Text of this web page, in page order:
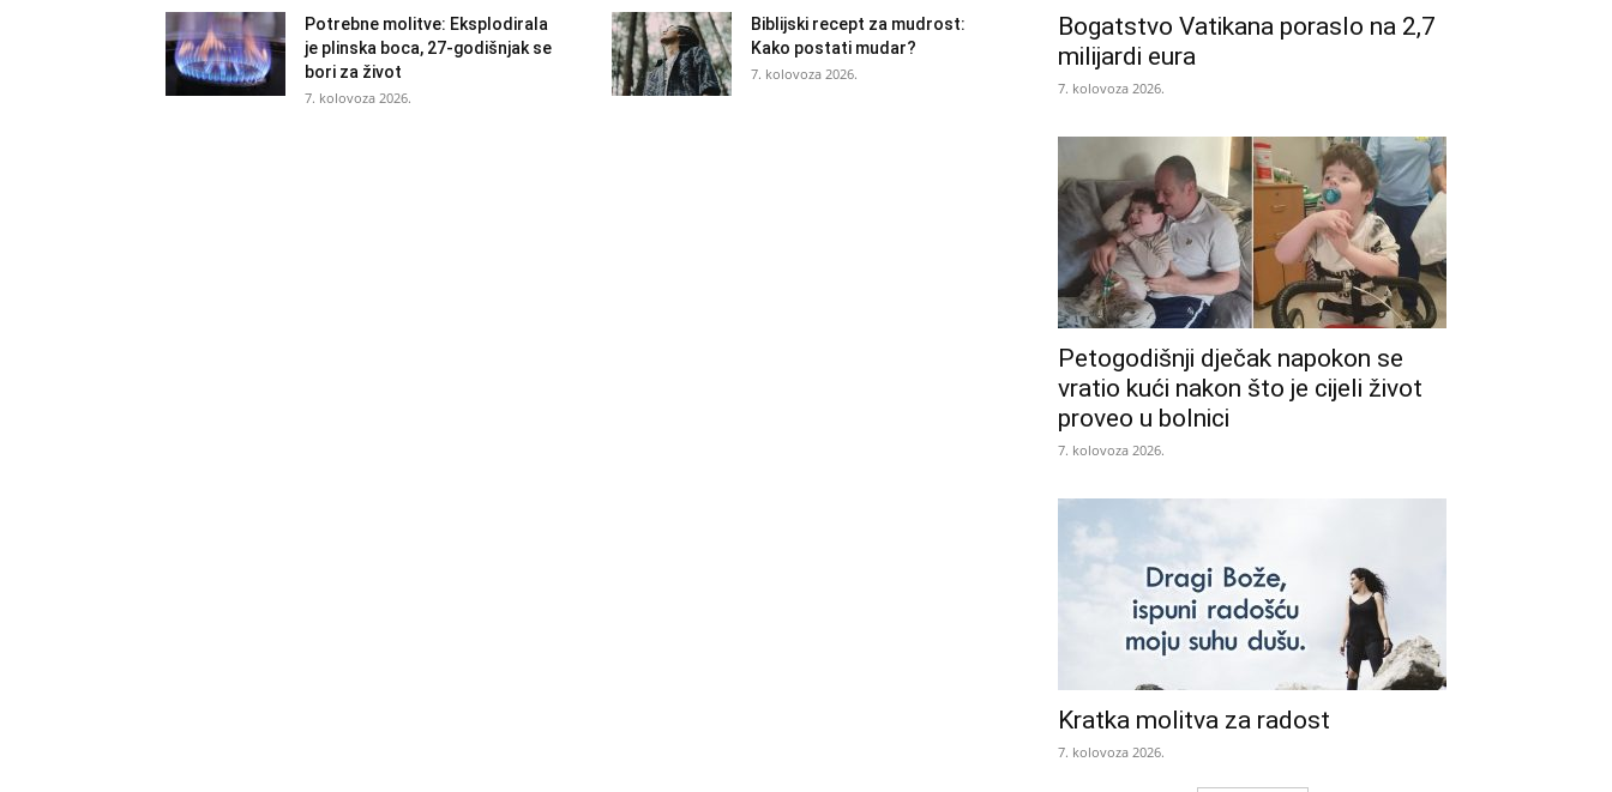
Potrebne molitve: Eksplodirala
je plinska boca, 27-godišnjak se
bori za život
7. kolovoza 2026.
Biblijski recept za mudrost:
Kako postati mudar?
7. kolovoza 2026.
Bogatstvo Vatikana poraslo na 2,7
milijardi eura
7. kolovoza 2026.
Petogodišnji dječak napokon se
vratio kući nakon što je cijeli život
proveo u bolnici
7. kolovoza 2026.
Kratka molitva za radost
7. kolovoza 2026.